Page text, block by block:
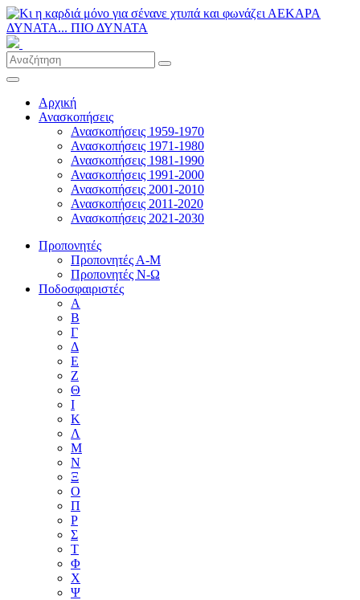
Αρχική
Ανασκοπήσεις
Ανασκοπήσεις 1959-1970
Ανασκοπήσεις 1971-1980
Ανασκοπήσεις 1981-1990
Ανασκοπήσεις 1991-2000
Ανασκοπήσεις 2001-2010
Ανασκοπήσεις 2011-2020
Ανασκοπήσεις 2021-2030
Προπονητές
Προπονητές Α-Μ
Προπονητές Ν-Ω
Ποδοσφαιριστές
Α
Β
Γ
Δ
Ε
Ζ
Θ
Ι
Κ
Λ
Μ
Ν
Ξ
Ο
Π
Ρ
Σ
Τ
Φ
Χ
Ψ